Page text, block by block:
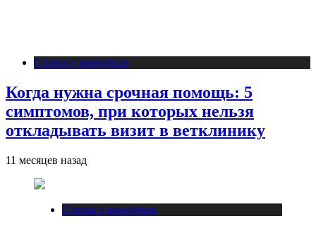
Статьи о животных
Когда нужна срочная помощь: 5
симптомов, при которых нельзя
откладывать визит в ветклинику
11 месяцев назад
Статьи о животных